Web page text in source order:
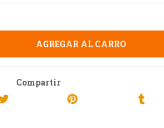
Compartir